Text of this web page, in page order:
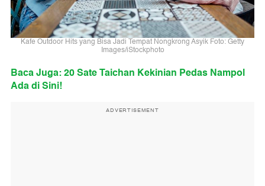
Kafe Outdoor Hits yang Bisa Jadi Tempat Nongkrong Asyik Foto: Getty
Images/iStockphoto
Baca Juga: 20 Sate Taichan Kekinian Pedas Nampol
Ada di Sini!
ADVERTISEMENT